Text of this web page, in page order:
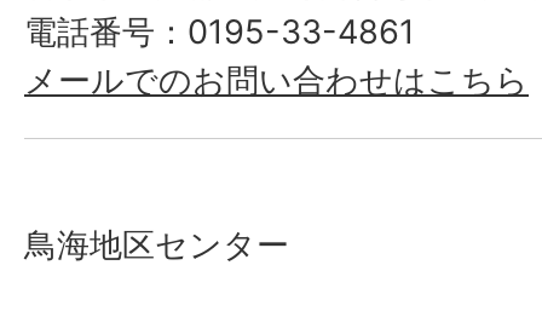
電話番号：0195-33-4861
メールでのお問い合わせはこちら
鳥海地区センター